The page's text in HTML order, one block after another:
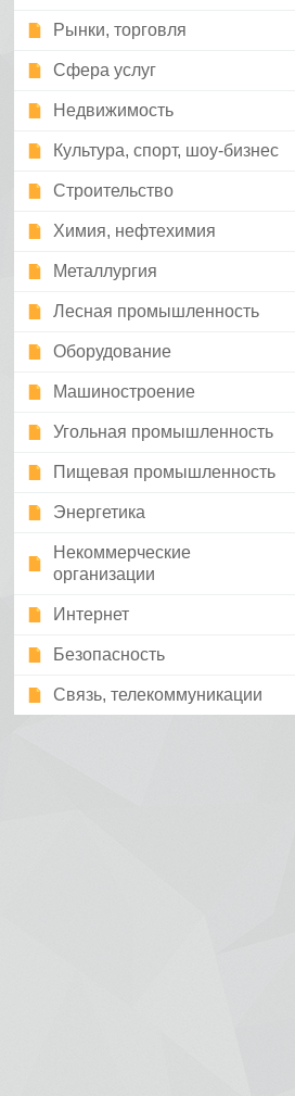
Рынки, торговля
Сфера услуг
Недвижимость
Культура, спорт, шоу-бизнес
Строительство
Химия, нефтехимия
Металлургия
Лесная промышленность
Оборудование
Машиностроение
Угольная промышленность
Пищевая промышленность
Энергетика
Некоммерческие
организации
Интернет
Безопасность
Связь, телекоммуникации